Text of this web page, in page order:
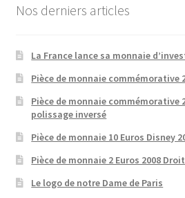
Nos derniers articles
La France lance sa monnaie
Pièce de monnaie commémorative
Pièce de monnaie commémorative
polissage inversé
Pièce de monnaie 10 Euros Disney
Pièce de monnaie 2 Euros 2008
Le logo de notre Dame de Paris